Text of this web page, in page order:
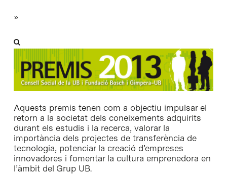
»
Aquests premis tenen com a objectiu impulsar el
retorn a la societat dels coneixements adquirits
durant els estudis i la recerca, valorar la
importància dels projectes de transferència de
tecnologia, potenciar la creació d’empreses
innovadores i fomentar la cultura emprenedora en
l’àmbit del Grup UB.